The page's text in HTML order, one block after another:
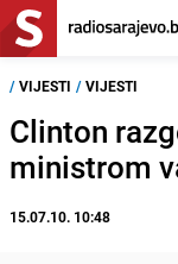
/ VIJESTI / VIJESTI
Clinton
ministrom
15.07.10. 10:48